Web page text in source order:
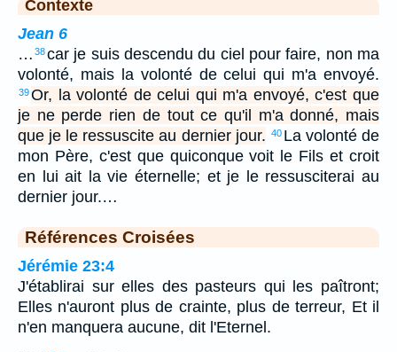
Contexte
Jean 6
… 38car je suis descendu du ciel pour faire, non ma
volonté, mais la volonté de celui qui m'a envoyé.
39Or, la volonté de celui qui m'a envoyé, c'est que
je ne perde rien de tout ce qu'il m'a donné, mais
que je le ressuscite au dernier jour. 40 La volonté de
mon Père, c'est que quiconque voit le Fils et croit
en lui ait la vie éternelle; et je le ressusciterai au
dernier jour.…
Références Croisées
Jérémie 23:4
J'établirai sur elles des pasteurs qui les paîtront;
Elles n'auront plus de crainte, plus de terreur, Et il
n'en manquera aucune, dit l'Eternel.